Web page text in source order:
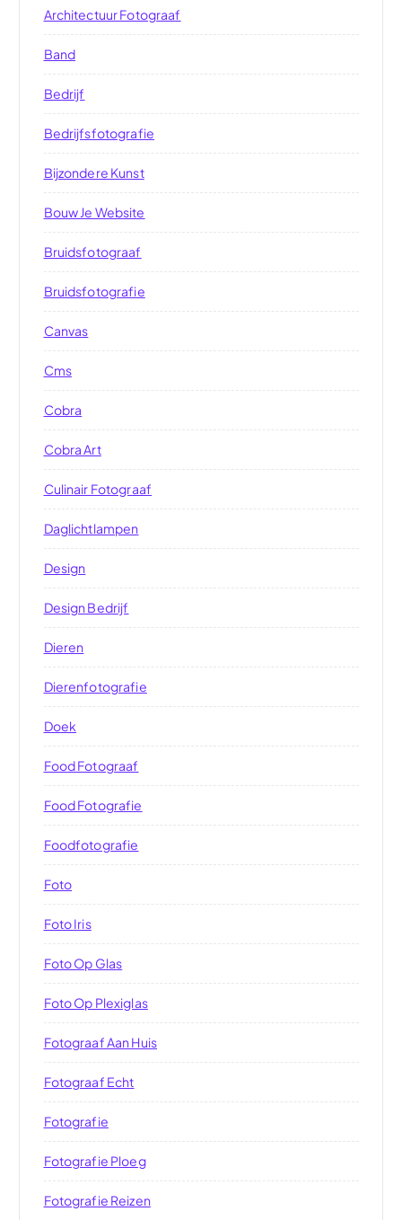
Architectuur Fotograaf
Band
Bedrijf
Bedrijfsfotografie
Bijzondere Kunst
Bouw Je Website
Bruidsfotograaf
Bruidsfotografie
Canvas
Cms
Cobra
Cobra Art
Culinair Fotograaf
Daglichtlampen
Design
Design Bedrijf
Dieren
Dierenfotografie
Doek
Food Fotograaf
Food Fotografie
Foodfotografie
Foto
Foto Iris
Foto Op Glas
Foto Op Plexiglas
Fotograaf Aan Huis
Fotograaf Echt
Fotografie
Fotografie Ploeg
Fotografie Reizen